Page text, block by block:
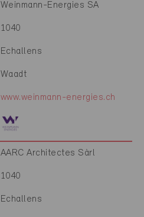
Weinmann-Energies SA
1040
Echallens
Waadt
www.weinmann-energies.ch
AARC Architectes Sàrl
1040
Echallens